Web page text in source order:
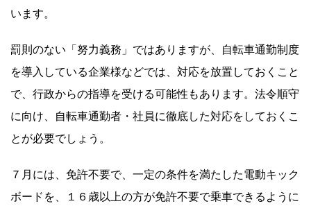
います。
罰則のない「努力義務」ではありますが、自転車通勤制度
を導入している企業様などでは、対応を放置しておくこと
で、行政からの指導を受ける可能性もあります。法令順守
に向け、自転車通勤者・社員に徹底した対応をしておくこ
とが必要でしょう。
７月には、免許不要で、一定の条件を満たした電動キック
ボードを、１６歳以上の方が免許不要で乗車できるように